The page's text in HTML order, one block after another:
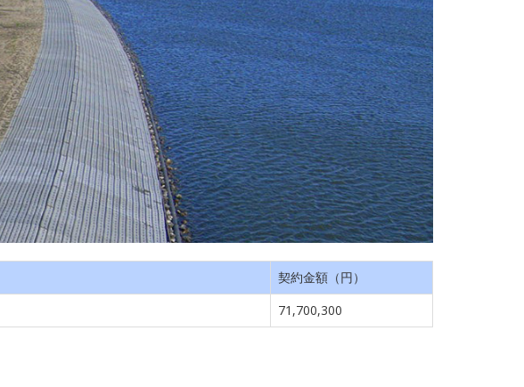
契約金額（円）
71,700,300